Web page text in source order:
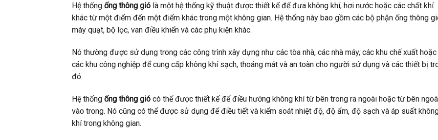
Hệ thống ống thông gió là một hệ thống kỹ thuật được thiết kế để đưa không khí, hơi nước hoặc các chất khí
khác từ một điểm đến một điểm khác trong một không gian. Hệ thống này bao gồm các bộ phận ống thông
máy quạt, bộ lọc, van điều khiển và các phụ kiện khác.
Nó thường được sử dụng trong các công trình xây dựng như các tòa nhà, các nhà máy, các khu chế xuất hoặc
các khu công nghiệp để cung cấp không khí sạch, thoáng mát và an toàn cho người sử dụng và các thiết bị
đó.
Hệ thống ống thông gió có thể được thiết kế để điều hướng không khí từ bên trong ra ngoài hoặc từ bên
vào trong. Nó cũng có thể được sử dụng để điều tiết và kiểm soát nhiệt độ, độ ẩm, độ sạch và áp suất
khí trong không gian.